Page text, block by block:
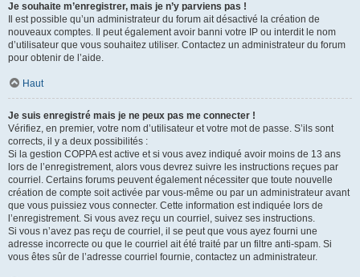
Je souhaite m’enregistrer, mais je n’y parviens pas !
Il est possible qu’un administrateur du forum ait désactivé la création de
nouveaux comptes. Il peut également avoir banni votre IP ou interdit le nom
d’utilisateur que vous souhaitez utiliser. Contactez un administrateur du forum
pour obtenir de l’aide.
Haut
Je suis enregistré mais je ne peux pas me connecter !
Vérifiez, en premier, votre nom d’utilisateur et votre mot de passe. S’ils sont
corrects, il y a deux possibilités :
Si la gestion COPPA est active et si vous avez indiqué avoir moins de 13 ans
lors de l’enregistrement, alors vous devrez suivre les instructions reçues par
courriel. Certains forums peuvent également nécessiter que toute nouvelle
création de compte soit activée par vous-même ou par un administrateur avant
que vous puissiez vous connecter. Cette information est indiquée lors de
l’enregistrement. Si vous avez reçu un courriel, suivez ses instructions.
Si vous n’avez pas reçu de courriel, il se peut que vous ayez fourni une
adresse incorrecte ou que le courriel ait été traité par un filtre anti-spam. Si
vous êtes sûr de l’adresse courriel fournie, contactez un administrateur.